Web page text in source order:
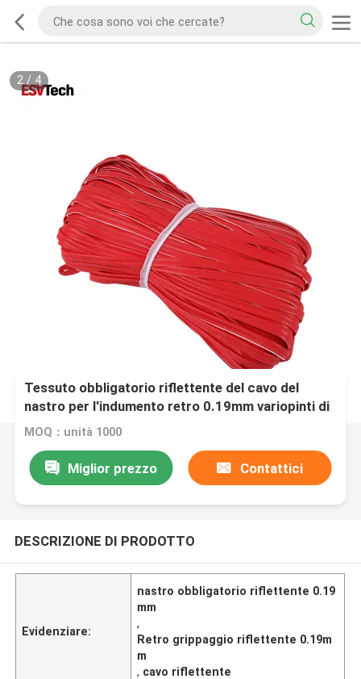
2/ 4
Tessuto obbligatorio riflettente del cavo del
nastro per l'indumento retro 0.19mm variopinti di
sicurezza 0.24mm
MOQ：unità 1000
Miglior prezzo Contattici
DESCRIZIONE DI PRODOTTO
Evidenziare:
nastro obbligatorio riflettente 0.19
mm
,
Retro grippaggio riflettente 0.19m
m
, cavo riflettente